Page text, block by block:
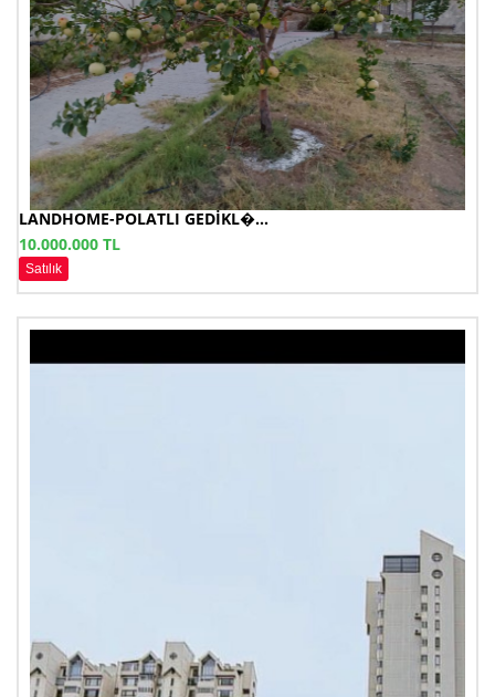
LANDHOME-POLATLI GEDİKL�...
10.000.000 TL
Satılık